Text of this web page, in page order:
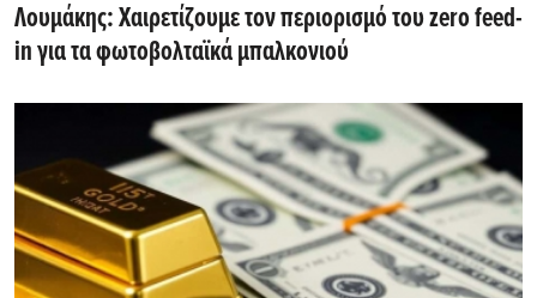
Λουμάκης: Xαιρετίζουμε τον περιορισμό του zero feed-
in για τα φωτοβολταϊκά μπαλκονιού